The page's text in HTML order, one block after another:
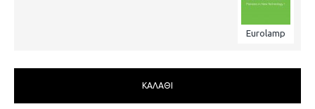
Eurolamp
ΚΑΛΆΘΙ